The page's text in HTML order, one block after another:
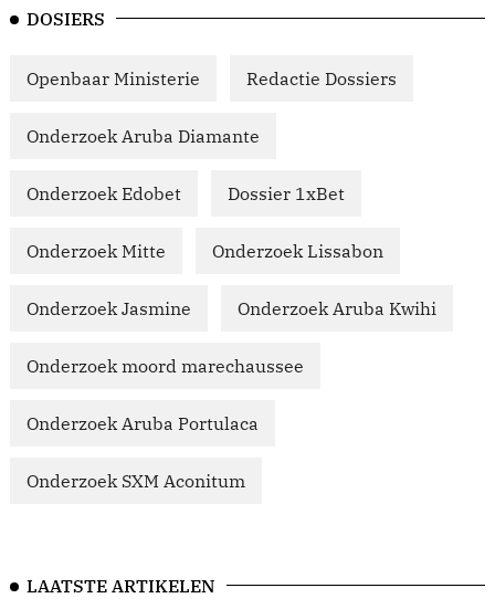
DOSIERS
Openbaar Ministerie Redactie Dossiers
Onderzoek Aruba Diamante
Onderzoek Edobet Dossier 1xBet
Onderzoek Mitte Onderzoek Lissabon
Onderzoek Jasmine Onderzoek Aruba Kwihi
Onderzoek moord marechaussee
Onderzoek Aruba Portulaca
Onderzoek SXM Aconitum
LAATSTE ARTIKELEN